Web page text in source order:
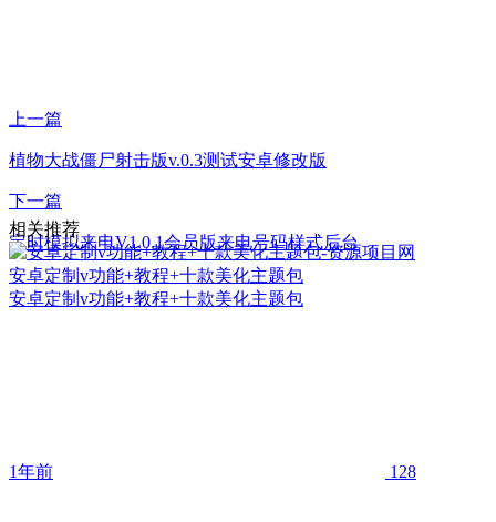
上一篇
植物大战僵尸射击版v.0.3测试安卓修改版
下一篇
定时模拟来电V1.0.1会员版来电号码样式后台
相关推荐
安卓定制v功能+教程+十款美化主题包
安卓定制v功能+教程+十款美化主题包
1年前 128